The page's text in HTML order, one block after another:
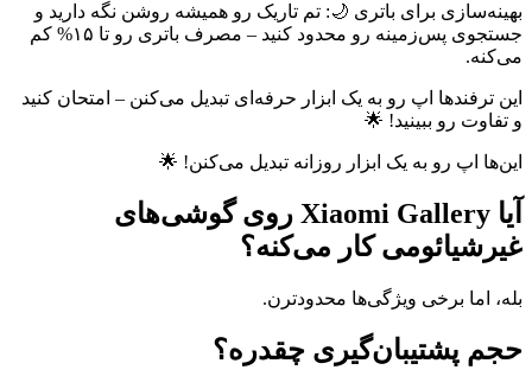
بهینه‌سازی برای باتری 🌙: تم تاریک رو همیشه روشن نگه دارید و
جستجوی پس‌زمینه رو محدود کنید – مصرف باتری رو تا ۱۵% کم
می‌کنه.
این ترفندها اپ رو به یک ابزار حرفه‌ای تبدیل می‌کنن – امتحان کنید
و تفاوت رو ببینید! 🌟
این‌ها اپ رو به یک ابزار روزانه تبدیل می‌کنن! 🌟
آیا Xiaomi Gallery روی گوشی‌های
غیرشیائومی کار می‌کنه؟
بله، اما برخی ویژگی‌ها محدودترن.
حجم پشتیبان‌گیری چقدره؟